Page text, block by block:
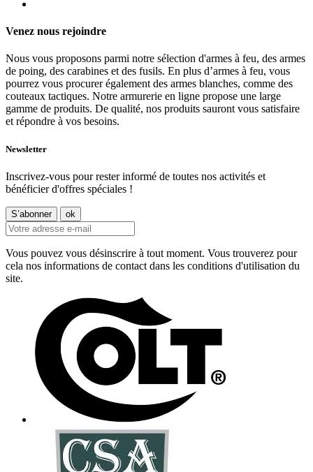
Venez nous rejoindre
Nous vous proposons parmi notre sélection d'armes à feu, des armes
de poing, des carabines et des fusils. En plus d’armes à feu, vous
pourrez vous procurer également des armes blanches, comme des
couteaux tactiques. Notre armurerie en ligne propose une large
gamme de produits. De qualité, nos produits sauront vous satisfaire
et répondre à vos besoins.
Newsletter
Inscrivez-vous pour rester informé de toutes nos activités et
bénéficier d'offres spéciales !
Vous pouvez vous désinscrire à tout moment. Vous trouverez pour
cela nos informations de contact dans les conditions d'utilisation du
site.